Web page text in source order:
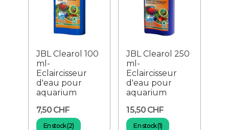
JBL Clearol 100
ml-
Eclaircisseur
d'eau pour
aquarium
7,50 CHF
En stock (2)
JBL Clearol 250
ml-
Eclaircisseur
d'eau pour
aquarium
15,50 CHF
En stock (1)